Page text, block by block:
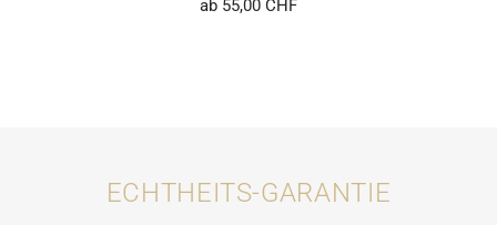
ab 55,00 CHF
ECHTHEITS-GARANTIE